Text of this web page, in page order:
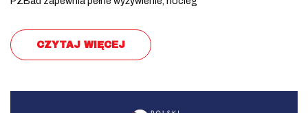
CZYTAJ WIĘCEJ